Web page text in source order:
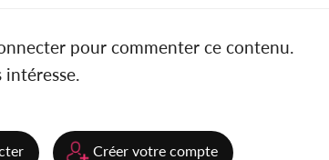
pour commenter ce contenu.
intéresse.
Créer votre compte